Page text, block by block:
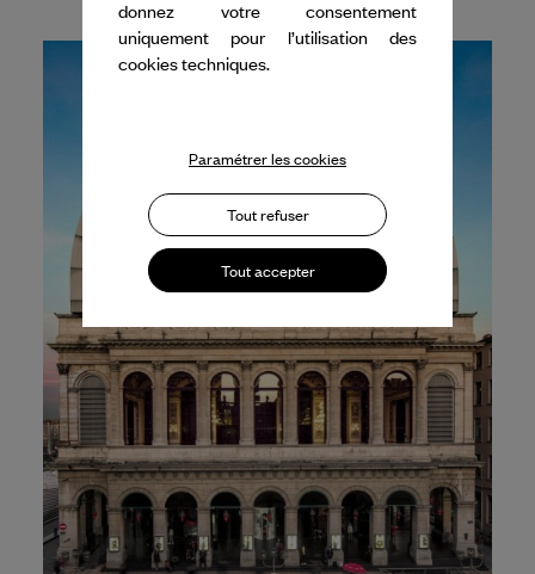
donnez votre consentement
uniquement pour l’utilisation des
cookies techniques.
Paramétrer les cookies
Tout refuser
Tout accepter